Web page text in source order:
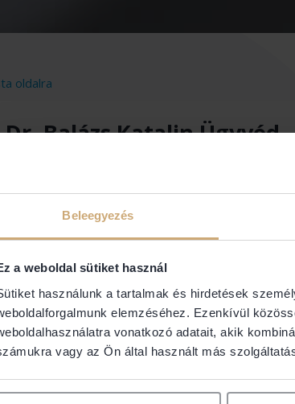
Beleegyezés
a weboldal sütiket használ
használunk a tartalmak és hirdetések
elemzéséhez. Ezenkívül
vonatkozó adatait, akik
vagy az Ön által használt más
oldalra
Dr. Balázs Katalin Ügyvéd
- Vállalkozás